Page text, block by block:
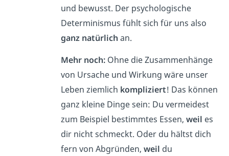
und bewusst. Der psychologische
Determinismus fühlt sich für uns also
ganz natürlich an.
Mehr noch:Ohne die Zusammenhänge
von Ursache und Wirkung wäre unser
Leben ziemlich kompliziert! Das können
ganz kleine Dinge sein: Du vermeidest
zum Beispiel bestimmtes Essen, weil es
dir nicht schmeckt. Oder du hältst dich
fern von Abgründen, weil du